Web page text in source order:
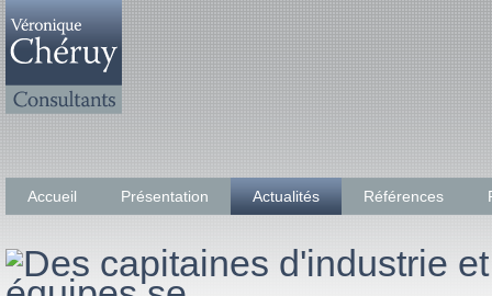
Accueil Présentation Actualités Références